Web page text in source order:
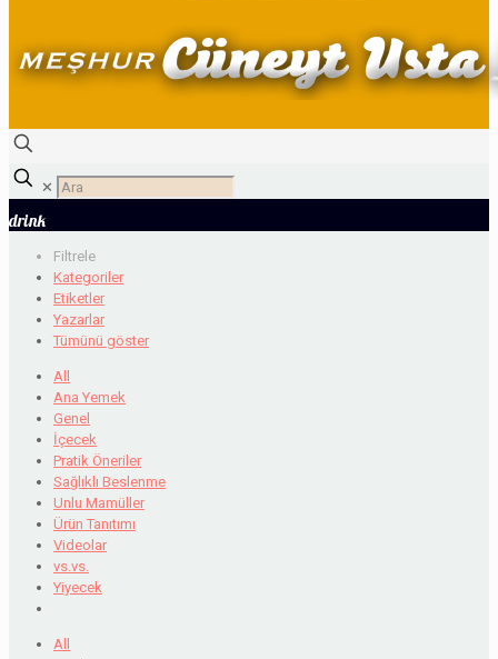
✕
drink
Filtrele
Kategoriler
Etiketler
Yazarlar
Tümünü göster
All
Ana Yemek
Genel
İçecek
Pratik Öneriler
Sağlıklı Beslenme
Unlu Mamüller
Ürün Tanıtımı
Videolar
vs.vs.
Yiyecek
All